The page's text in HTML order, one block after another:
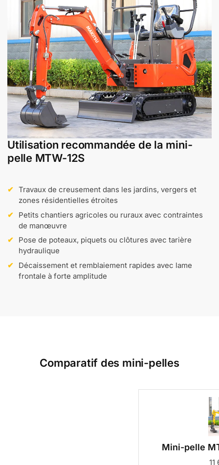
Utilisation recommandée de la mini-
pelle MTW-12S
Travaux de creusement dans les jardins, vergers et
zones résidentielles étroites
Petits chantiers agricoles ou ruraux avec contraintes
de manœuvre
Pose de poteaux, piquets ou clôtures avec tarière
hydraulique
Décaissement et remblaiement rapides avec lame
frontale à forte amplitude
Comparatif des mini-pelles
Mini-pelle
11